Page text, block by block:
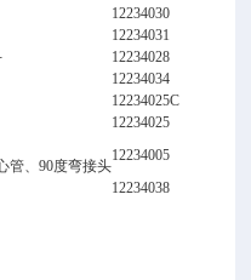
12234030
12234031
12234028
12234034
12234025C
12234025
管、90度弯接头
12234005
12234038